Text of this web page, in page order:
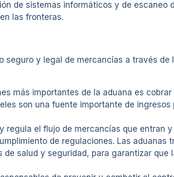
de sistemas informáticos y de escaneo
las fronteras.
y legal de mercancías a través de
más importantes de la aduana es
son una fuente importante de
el flujo de mercancías que entran
de regulaciones. Las aduanas
salud y seguridad, para garantizar que